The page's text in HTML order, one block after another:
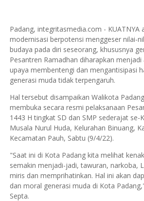
Padang, integritasmedia.com - KUATNYA
modernisasi berpotensi menggeser nilai-
budaya pada diri seseorang, khususnya
Pesantren Ramadhan diharapkan
upaya membentengi dan mengantisipasi
generasi muda tidak terpengaruh.
Hal tersebut disampaikan Walikota
membuka secara resmi pelaksanaan
1443 H tingkat SD dan SMP sederajat se-
Musala Nurul Huda, Kelurahan Binuang,
Kecamatan Pauh, Sabtu (9/4/22).
"Saat ini di Kota Padang kita melihat
semakin menjadi-jadi, tawuran, narkoba,
miris dan memprihatinkan. Hal ini akan
dan moral generasi muda di Kota
Septa.